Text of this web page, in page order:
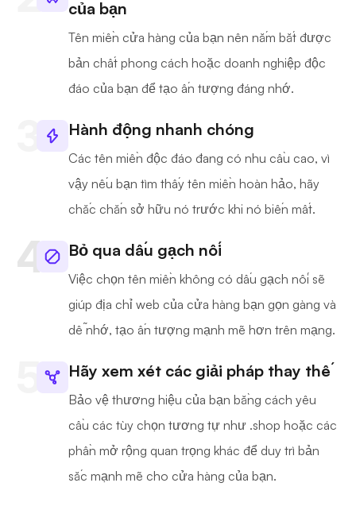
của bạn
Tên miền cửa hàng của bạn nên nắm bắt được
bản chất phong cách hoặc doanh nghiệp độc
đáo của bạn để tạo ấn tượng đáng nhớ.
Hành động nhanh chóng
Các tên miền độc đáo đang có nhu cầu cao, vì
vậy nếu bạn tìm thấy tên miền hoàn hảo, hãy
chắc chắn sở hữu nó trước khi nó biến mất.
Bỏ qua dấu gạch nối
Việc chọn tên miền không có dấu gạch nối sẽ
giúp địa chỉ web của cửa hàng bạn gọn gàng và
dễ nhớ, tạo ấn tượng mạnh mẽ hơn trên mạng.
Hãy xem xét các giải pháp thay thế
Bảo vệ thương hiệu của bạn bằng cách yêu
cầu các tùy chọn tương tự như .shop hoặc các
phần mở rộng quan trọng khác để duy trì bản
sắc mạnh mẽ cho cửa hàng của bạn.